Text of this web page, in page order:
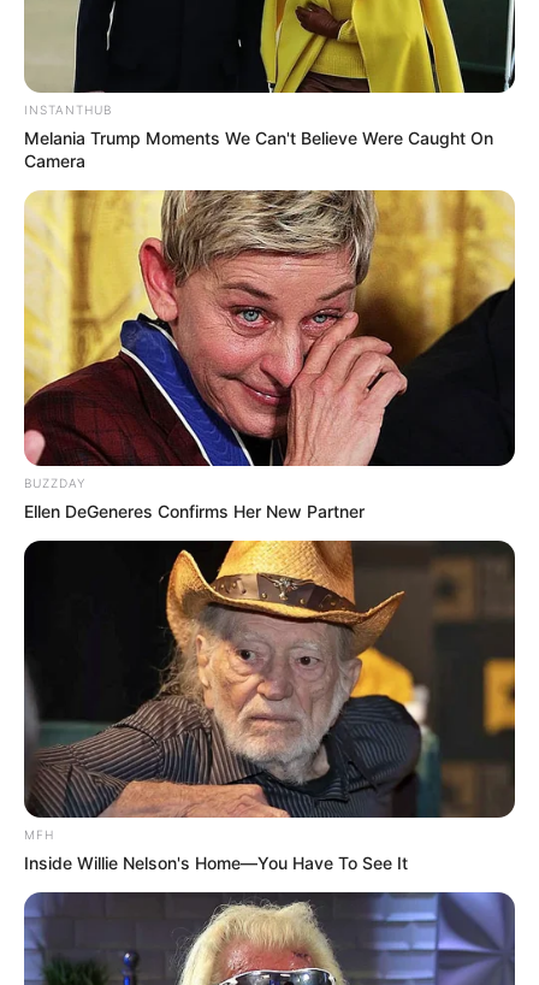
INSTANTHUB
Melania Trump Moments We Can't Believe Were Caught On
Camera
BUZZDAY
Ellen DeGeneres Confirms Her New Partner
MFH
Inside Willie Nelson's Home—You Have To See It